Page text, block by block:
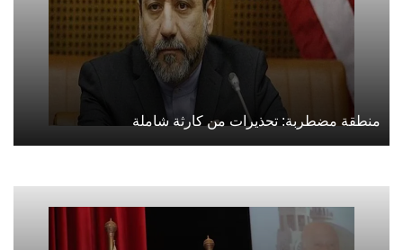
منطقة مضطربة: تحذيرات من كارثة شاملة